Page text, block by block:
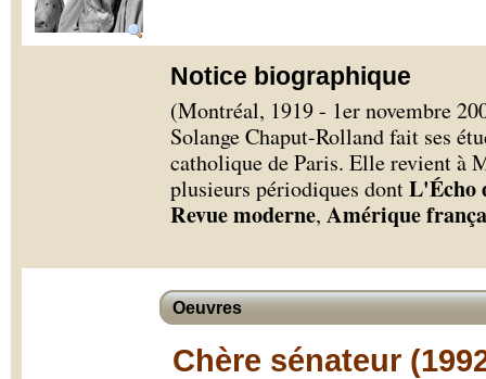
Notice biographique
(Montréal, 1919 - 1er novembre
Solange Chaput-Rolland fait ses
catholique de Paris. Elle revient à
plusieurs périodiques dontL'Écho
Revue moderne, Amérique
Oeuvres
Chère sénateur